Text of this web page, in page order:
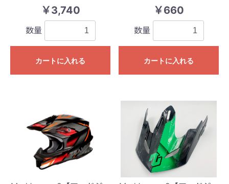
￥3,740
数量
カートに入れる
￥660
数量
カートに入れる